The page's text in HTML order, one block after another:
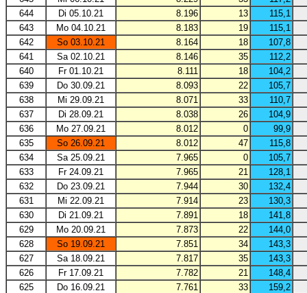
644
Di 05.10.21 8.196 13
115,1
643
Mo 04.10.21 8.183 19
115,1
642
So 03.10.21 8.164 18
107,8
641
Sa 02.10.21 8.146 35
112,2
640
Fr 01.10.21 8.111 18
104,2
639
Do 30.09.21 8.093 22
105,7
638
Mi 29.09.21 8.071 33
110,7
637
Di 28.09.21 8.038 26
104,9
636
Mo 27.09.21 8.012 0
99,9
635
So 26.09.21 8.012 47
115,8
634
Sa 25.09.21 7.965 0
105,7
633
Fr 24.09.21 7.965 21
128,1
632
Do 23.09.21 7.944 30
132,4
631
Mi 22.09.21 7.914 23
130,3
630
Di 21.09.21 7.891 18
141,8
629
Mo 20.09.21 7.873 22
144,0
628
So 19.09.21 7.851 34
143,3
627
Sa 18.09.21 7.817 35
143,3
626
Fr 17.09.21 7.782 21
148,4
625
Do 16.09.21 7.761 33
159,2